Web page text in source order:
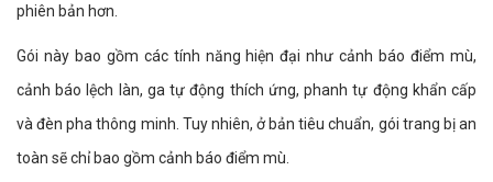
phiên bản hơn.
Gói này bao gồm các tính năng hiện đại như cảnh báo điểm mù,
cảnh báo lệch làn, ga tự động thích ứng, phanh tự động khẩn cấp
và đèn pha thông minh. Tuy nhiên, ở bản tiêu chuẩn, gói trang bị an
toàn sẽ chỉ bao gồm cảnh báo điểm mù.